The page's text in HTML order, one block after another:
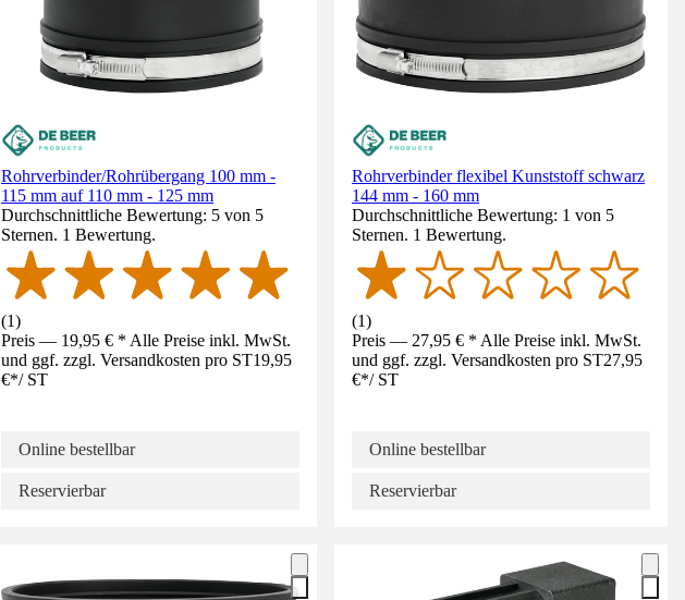
Rohrverbinder/Rohrübergang 100 mm -
115 mm auf 110 mm - 125 mm
Durchschnittliche Bewertung: 5 von 5
Sternen. 1 Bewertung.
(1)
Preis — 19,95 € * Alle Preise inkl. MwSt.
und ggf. zzgl. Versandkosten pro ST19,95
€*/ ST
Online bestellbar
Reservierbar
Rohrverbinder flexibel Kunststoff schwarz
144 mm - 160 mm
Durchschnittliche Bewertung: 1 von 5
Sternen. 1 Bewertung.
(1)
Preis — 27,95 € * Alle Preise inkl. MwSt.
und ggf. zzgl. Versandkosten pro ST27,95
€*/ ST
Online bestellbar
Reservierbar